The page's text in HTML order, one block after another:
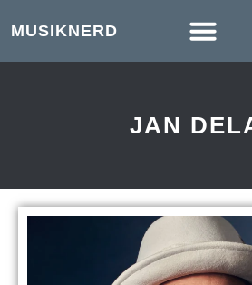
MUSIKNERD
JAN